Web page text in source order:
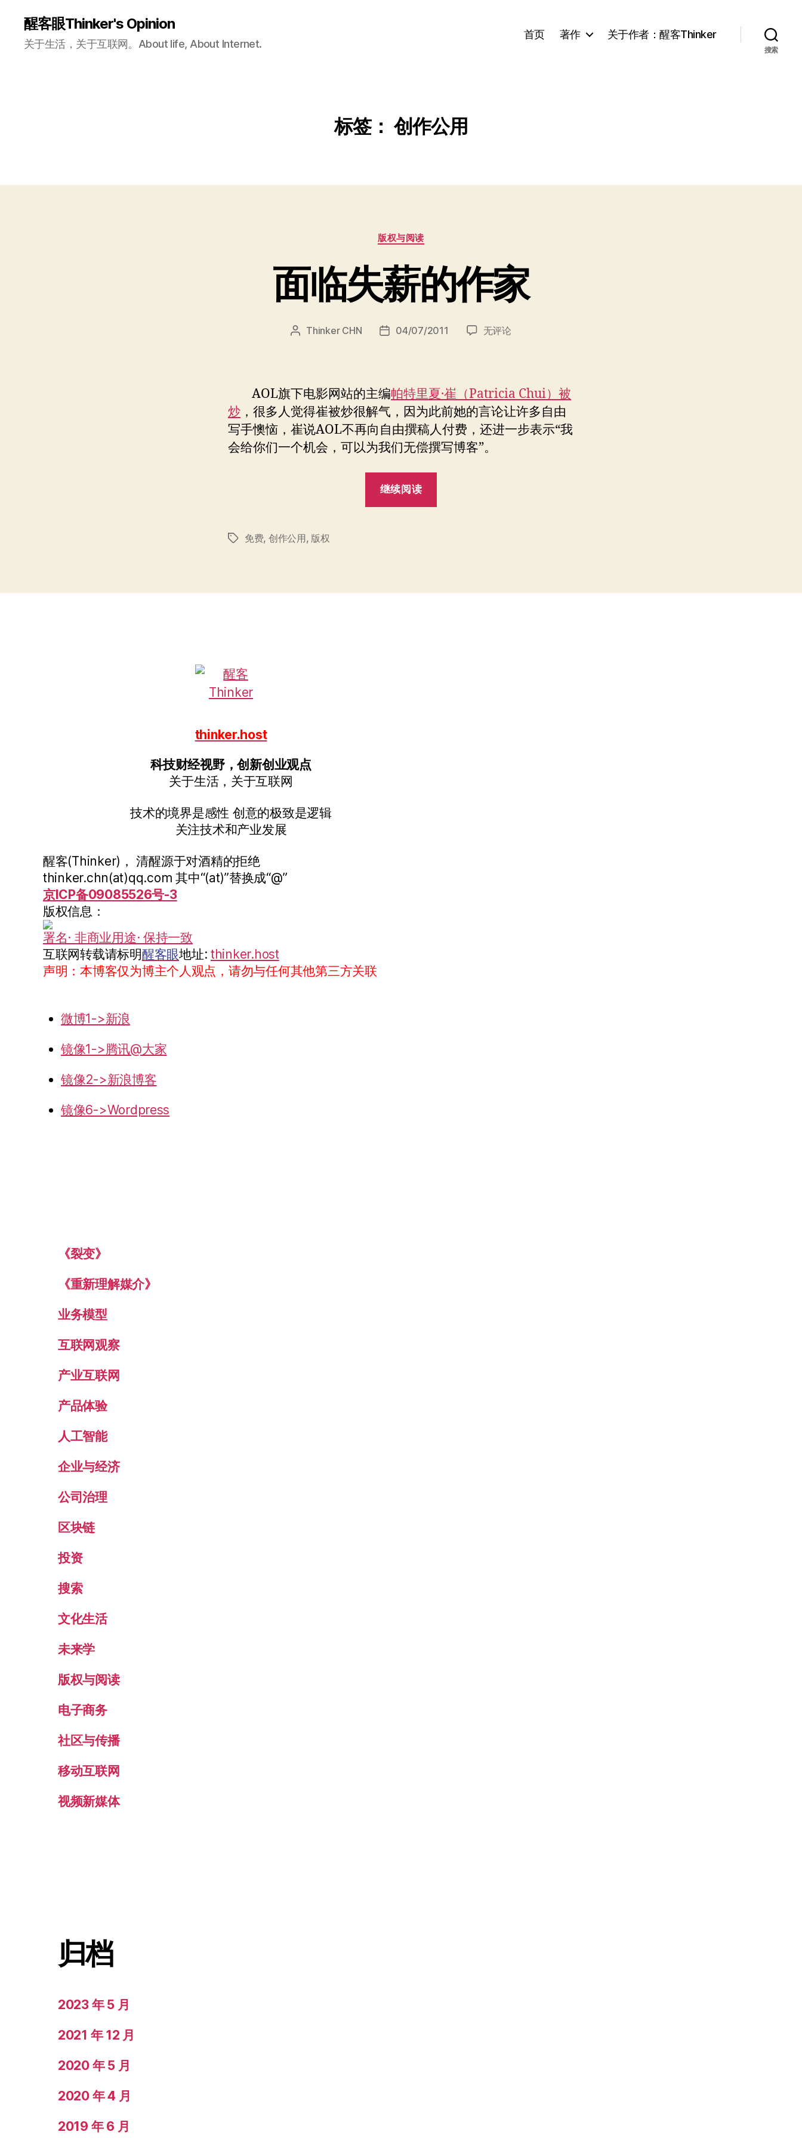
醒客眼Thinker's Opinion
关于生活，关于互联网。About life, About Internet.
首页 著作 关于作者：醒客Thinker
搜索
标签：创作公用
分
类
版权与阅读
面临失薪的作家
文 Thinker CHN
发 04/07/2011
面
的
作
家
无评论
AOL旗下电影网站的主编帕特里夏·崔（Patricia Chui）被
炒 ，很多人觉得崔被炒很解气，因为此前她的言论让许多自由
写手懊恼，崔说AOL不再向自由撰稿人付费，还进一步表示“我
会给你们一个机会，可以为我们无偿撰写博客”。
继续阅读
家”
标
免费, 创作公用, 版权
thinker.host
科技财经视野，创新创业观点
关于生活，关于互联网
技术的境界是感性 创意的极致是逻辑
关注技术和产业发展
醒客(Thinker)， 清醒源于对酒精的拒绝
thinker.chn(at)qq.com 其中“(at)”替换成“@”
京ICP备09085526号-3
版权信息：
署名· 非商业用途· 保持一致
互联网转载请标明醒客眼地址: thinker.host
声明：本博客仅为博主个人观点，请勿与任何其他第三方关联
微博1->新浪
镜像1->腾讯@大家
镜像2->新浪博客
镜像6->Wordpress
《裂变》
《重新理解媒介》
业务模型
互联网观察
产业互联网
产品体验
人工智能
企业与经济
公司治理
区块链
投资
搜索
文化生活
未来学
版权与阅读
电子商务
社区与传播
移动互联网
视频新媒体
归档
2023 年 5 月
2021 年 12 月
2020 年 5 月
2020 年 4 月
2019 年 6 月